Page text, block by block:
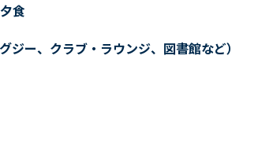
食
ー、クラブ・ラウンジ、図書館など）